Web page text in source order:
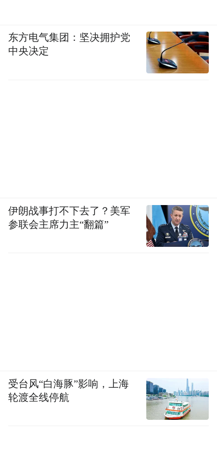
东方电气集团：坚决拥护党
中央决定
伊朗战事打不下去了？美军
参联会主席力主“翻篇”
受台风“白海豚”影响，上海
轮渡全线停航